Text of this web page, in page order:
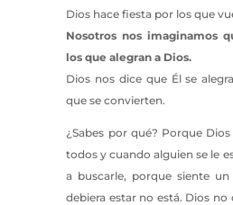
Dios hace fiesta por los que
Nosotros nos imaginamos
los que alegran a Dios.
Dios nos dice que Él se
que se convierten.
¿Sabes por qué? Porque
todos y cuando alguien se le
a buscarle, porque siente
debiera estar no está. Dios no